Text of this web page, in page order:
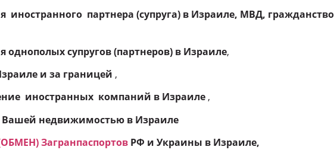
иностранного партнера (супруга) в Израиле, МВД,
однополых супругов (партнеров) в Израиле,
и за границей ,
иностранных компаний в Израиле,
Вашей недвижимостью в Израиле
Загранпаспортов РФ и Украины в Израиле,